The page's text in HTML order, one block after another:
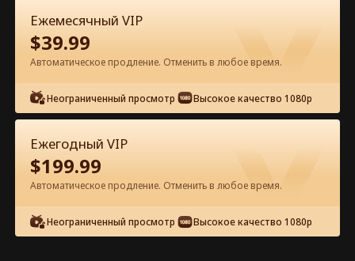
Эпизод 40 - Любовь стареет как
хорошее вино Полный фильм
0-49 50-75 Все эпизоды
40
Ежемесячный VIP
$39.99
Автоматическое продление. Отменить в любое время.
Неограниченный просмотр Высокое качество 1080p
Ежегодный VIP
$199.99
Автоматическое продление. Отменить в любое время.
Неограниченный просмотр Высокое качество 1080p